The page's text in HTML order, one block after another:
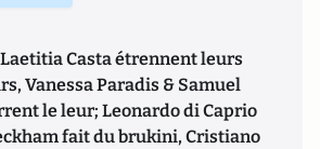
Casta étrennent leurs
Vanessa Paradis & Samuel
le leur; Leonardo di Caprio
fait du brukini, Cristiano